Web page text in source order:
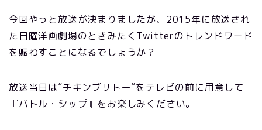
今回やっと放送が決まりましたが、2015年に放送され
た日曜洋画劇場のときみたくTwitterのトレンドワード
を賑わすことになるでしょうか？
放送当日は”チキンブリトー”をテレビの前に用意して
『バトル・シップ』をお楽しみください。